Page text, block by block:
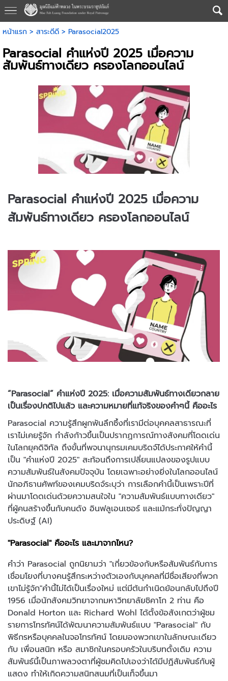
หน้าแรก > สาระดีดี> Parasocial2025
Parasocial คำแห่งปี 2025 เมื่อความ
สัมพันธ์ทางเดียว ครองโลกออนไลน์
Parasocial คำแห่งปี 2025 เมื่อความ
สัมพันธ์ทางเดียว ครองโลกออนไลน์
“Parasocial” คำแห่งปี 2025: เมื่อความสัมพันธ์ทางเดียวกลาย
เป็นเรื่องปกติไปแล้ว และความหมายที่แท้จริงของคำๆนี้ คืออะไร
Parasocial ความรู้สึกผูกพันลึกซึ้งที่เรามีต่อบุคคลสาธารณะที่
เราไม่เคยรู้จัก กำลังก้าวขึ้นเป็นปรากฏการณ์ทางสังคมที่โดดเด่น
ในโลกยุคดิจิทัล ถึงขั้นที่พจนานุกรมเคมบริดจ์ได้ประกาศให้คำนี้
เป็น "คำแห่งปี 2025" สะท้อนถึงการเปลี่ยนแปลงของรูปแบบ
ความสัมพันธ์ในสังคมปัจจุบัน โดยเฉพาะอย่างยิ่งในโลกออนไลน์
นักอภิธานศัพท์ของเคมบริดจ์ระบุว่า การเลือกคำนี้เป็นเพราะปีที่
ผ่านมาโดดเด่นด้วยความสนใจใน "ความสัมพันธ์แบบทางเดียว"
ที่ผู้คนสร้างขึ้นกับคนดัง อินฟลูเอนเซอร์ และแม้กระทั่งปัญญา
ประดิษฐ์ (AI)
"Parasocial" คืออะไร และมาจากไหน?
คำว่า Parasocial ถูกนิยามว่า "เกี่ยวข้องกับหรือสัมพันธ์กับการ
เชื่อมโยงที่บางคนรู้สึกระหว่างตัวเองกับบุคคลที่มีชื่อเสียงที่พวก
เขาไม่รู้จัก"คำนี้ไม่ได้เป็นเรื่องใหม่ แต่มีต้นกำเนิดย้อนกลับไปถึงปี
1956 เมื่อนักสังคมวิทยาจากมหาวิทยาลัยชิคาโก 2 ท่าน คือ
Donald Horton และ Richard Wohl ได้ตั้งข้อสังเกตว่าผู้ชม
รายการโทรทัศน์ได้พัฒนาความสัมพันธ์แบบ "Parasocial" กับ
พิธีกรหรือบุคคลในจอโทรทัศน์ โดยมองพวกเขาในลักษณะเดียว
กับ เพื่อนสนิท หรือ สมาชิกในครอบครัวในบริบทดั้งเดิม ความ
สัมพันธ์นี้เป็นภาพลวงตาที่ผู้ชมคิดไปเองว่าได้มีปฏิสัมพันธ์กับผู้
แสดง ทำให้เกิดความสนิทสนมที่เป็นเท็จขึ้นมา